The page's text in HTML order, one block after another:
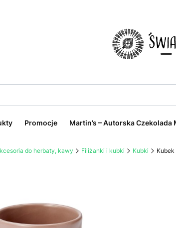
Promocje Martin’s – Autorska
do herbaty, kawy Filiżanki i kubki Kubki